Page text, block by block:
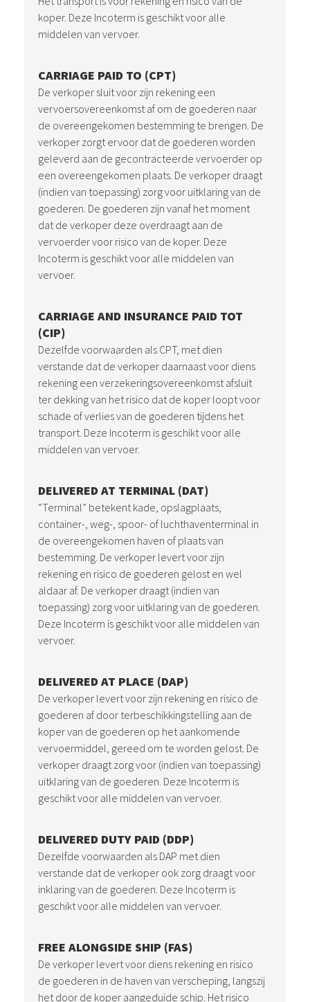
koper. Deze Incoterm is geschikt voor alle
middelen van vervoer.
CARRIAGE PAID TO (CPT)
De verkoper sluit voor zijn rekening een
vervoersovereenkomst af om de goederen naar
de overeengekomen bestemming te brengen. De
verkoper zorgt ervoor dat de goederen worden
geleverd aan de gecontracteerde vervoerder op
een overeengekomen plaats. De verkoper draagt
(indien van toepassing) zorg voor uitklaring van de
goederen. De goederen zijn vanaf het moment
dat de verkoper deze overdraagt aan de
vervoerder voor risico van de koper. Deze
Incoterm is geschikt voor alle middelen van
vervoer.
CARRIAGE AND INSURANCE PAID TOT
(CIP)
Dezelfde voorwaarden als CPT, met dien
verstande dat de verkoper daarnaast voor diens
rekening een verzekeringsovereenkomst afsluit
ter dekking van het risico dat de koper loopt voor
schade of verlies van de goederen tijdens het
transport. Deze Incoterm is geschikt voor alle
middelen van vervoer.
DELIVERED AT TERMINAL (DAT)
“Terminal” betekent kade, opslagplaats,
container-, weg-, spoor- of luchthaventerminal in
de overeengekomen haven of plaats van
bestemming. De verkoper levert voor zijn
rekening en risico de goederen gelost en wel
aldaar af. De verkoper draagt (indien van
toepassing) zorg voor uitklaring van de goederen.
Deze Incoterm is geschikt voor alle middelen van
vervoer.
DELIVERED AT PLACE (DAP)
De verkoper levert voor zijn rekening en risico de
goederen af door terbeschikkingstelling aan de
koper van de goederen op het aankomende
vervoermiddel, gereed om te worden gelost. De
verkoper draagt zorg voor (indien van toepassing)
uitklaring van de goederen. Deze Incoterm is
geschikt voor alle middelen van vervoer.
DELIVERED DUTY PAID (DDP)
Dezelfde voorwaarden als DAP met dien
verstande dat de verkoper ook zorg draagt voor
inklaring van de goederen. Deze Incoterm is
geschikt voor alle middelen van vervoer.
FREE ALONGSIDE SHIP (FAS)
De verkoper levert voor diens rekening en risico
de goederen in de haven van verscheping, langszij
het door de koper aangeduide schip. Het risico